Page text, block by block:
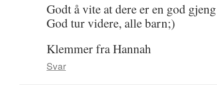
Godt å vite at dere er en god
God tur videre, alle barn;)
Klemmer fra Hannah
Svar